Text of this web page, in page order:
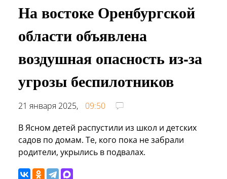
На востоке Оренбургской
области объявлена
воздушная опасность из-за
угрозы беспилотников
21 января 2025,
09:50
В Ясном детей распустили из школ и детских
садов по домам. Те, кого пока не забрали
родители, укрылись в подвалах.